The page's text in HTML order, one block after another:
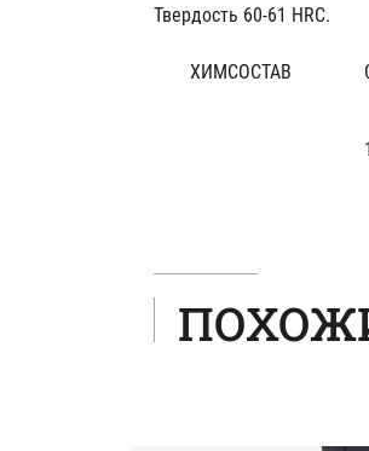
Твердость 60-61 HRC.
ХИМСОСТАВ